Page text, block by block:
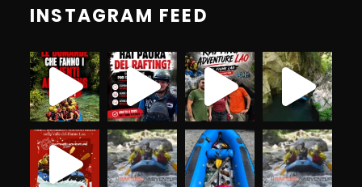
INSTAGRAM FEED